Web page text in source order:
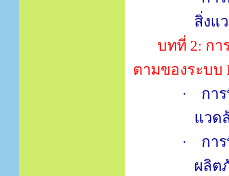
สิ่งแ
บทที่ 2: กา
ตามของระบบ
·
กา
แวด
·
กา
ผลิ